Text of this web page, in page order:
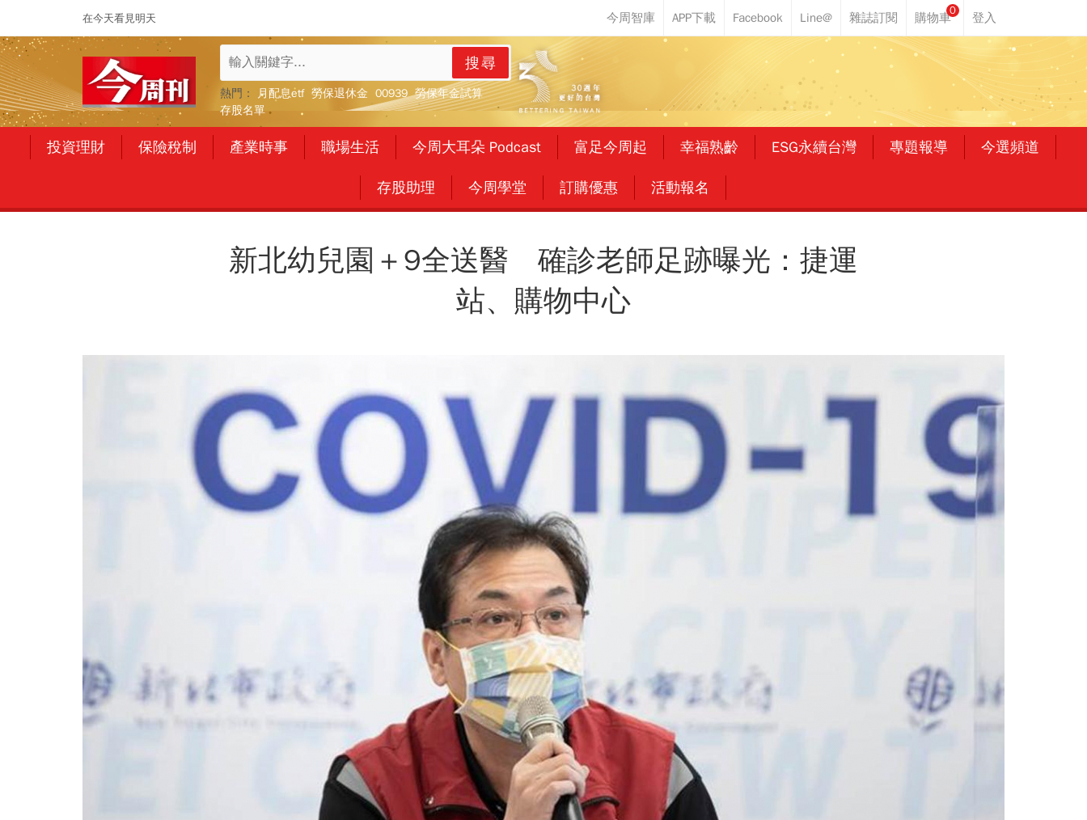
在今天看見明天
0
搜尋
熱門： 月配息etf 勞保退休金 00939 勞保年金試算
存股名單
投資理財 保險稅制 產業時事 職場生活 今周大耳朵 Podcast 富足今周起 幸福熟齡 ESG永續台灣 專題報導 今選頻道
存股助理 今周學堂 訂購優惠 活動報名
新北幼兒園＋9全送醫 確診老師足跡曝光：捷運
站、購物中心